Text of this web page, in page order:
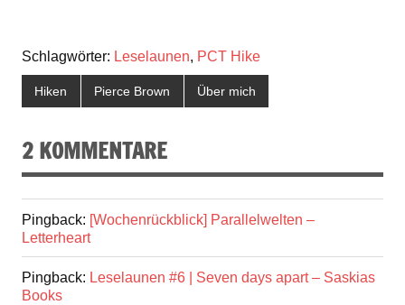
Schlagwörter: Leselaunen, PCT Hike
Hiken Pierce Brown Über mich
2 KOMMENTARE
Pingback: [Wochenrückblick] Parallelwelten –
Letterheart
Pingback: Leselaunen #6 | Seven days apart – Saskias
Books